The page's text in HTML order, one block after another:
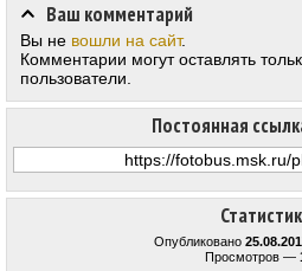
Опубликовано
Просмотров —
Постоянная
Ваш комментарий
Вы не вошли на сайт.
Комментарии могут оставлять
пользователи.